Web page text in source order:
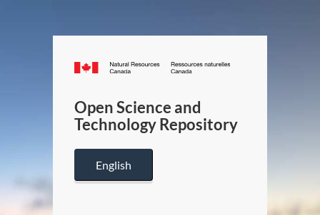
Canada.ca
/
Canada
Open Science and
Technology Repository
English